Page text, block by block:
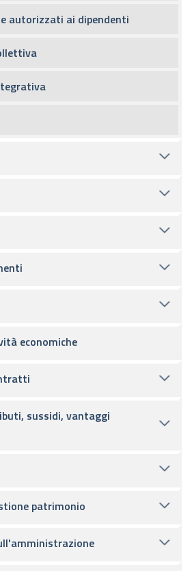
autorizzati ai dipendenti
economiche
sussidi, vantaggi
patrimonio